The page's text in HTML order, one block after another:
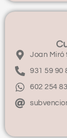
Joan Miró
931 59 90
602 254